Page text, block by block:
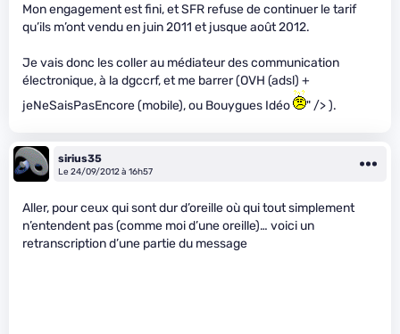
Mon engagement est fini, et SFR refuse de continuer le tarif
qu’ils m’ont vendu en juin 2011 et jusque août 2012.
Je vais donc les coller au médiateur des communication
électronique, à la dgccrf, et me barrer (OVH (adsl) +
jeNeSaisPasEncore (mobile), ou Bouygues Idéo
" /> ).
sirius35
Le 24/09/2012 à 16h57
Aller, pour ceux qui sont dur d’oreille où qui tout simplement
n’entendent pas (comme moi d’une oreille)… voici un
retranscription d’une partie du message